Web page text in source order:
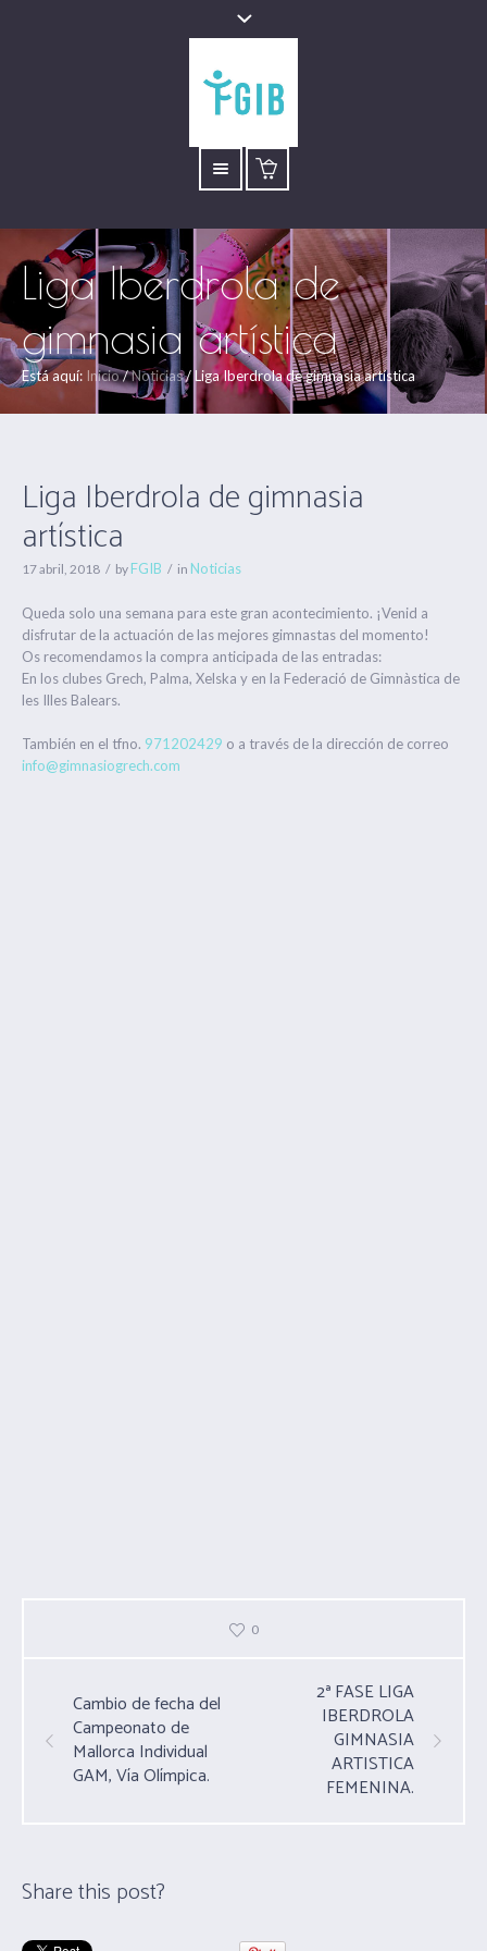
Liga Iberdrola de
gimnasia artística
Está aquí: Inicio/Noticias/ Liga Iberdrola de gimnasia artística
Liga Iberdrola de gimnasia
artística
17 abril, 2018 by FGIB in Noticias
Queda solo una semana para este gran acontecimiento. ¡Venid a
disfrutar de la actuación de las mejores gimnastas del momento!
Os recomendamos la compra anticipada de las entradas:
En los clubes Grech, Palma, Xelska y en la Federació de Gimnàstica de
les Illes Balears.
También en el tfno. 971202429 o a través de la dirección de correo
info@gimnasiogrech.com
0
Cambio de fecha del
Campeonato de
Mallorca Individual
GAM, Vía Olímpica.
2ª FASE LIGA
IBERDROLA
GIMNASIA
ARTISTICA
FEMENINA.
Share this post?